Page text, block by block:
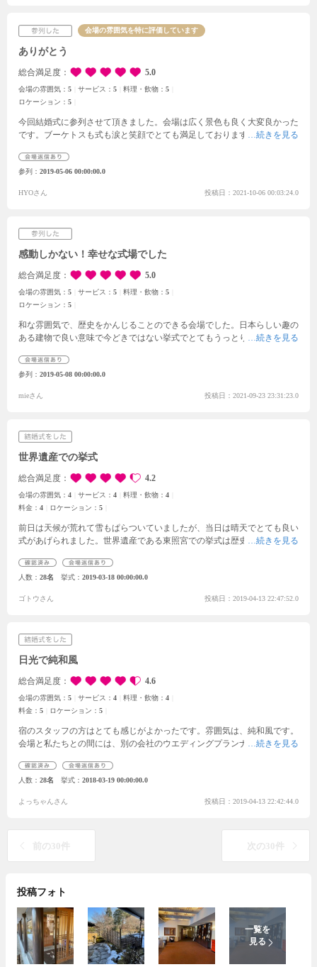
会場の雰囲気を特に評価しています
ありがとう
総合満足度 5.0
会場の雰囲気： 5 サービス： 5 料理・飲物： 5
ロケーション： 5
今回結婚式に参列させて頂きました。会場は広く景色も良く大変良かった
です。 ブーケトスも式も涙と笑顔でとても満足しております。ありがとう
が結婚するさいお世話になりたいです。今回は感動をありがとうございま
した。初めての結婚式場でしたが、全てにおいて良かったです。ありがと
参列 2019-05-06 00:00:00.0
HYOさん 投稿日：2021-10-06 00:03:24.0
感動しかない！幸せな式場でした
総合満足度 5.0
会場の雰囲気： 5 サービス： 5 料理・飲物： 5
ロケーション： 5
和な雰囲気で、歴史をかんじることのできる会場でした。日本らしい趣の
ある建物で良い意味で今どきではない挙式でとてもうっとりしました。ま
参加だったのですが、アクセスもしやすくとてもよかったです。式場の近
くの東照宮は初めて訪れたのですが、やはりとても迫力のある建物だと思
が印象的でした。お料理の種類も多く大満足でした。スタッフの方もすご
してとても良かったと思います。
参列 2019-05-08 00:00:00.0
mieさん 投稿日：2021-09-23 23:31:23.0
世界遺産での挙式
総合満足度 4.2
会場の雰囲気： 4 サービス： 4 料理・飲物： 4
料金： 4 ロケーション： 5
前日は天候が荒れて雪もぱらついていましたが、当日は晴天でとても良い
式があげられました。 世界遺産である東照宮での挙式は歴史の重みがあり
少し恥ずかしくも嬉しかったです。
く、素晴らしいお庭でした。親族の控え室も広く、小さな子供がいても安
どよかったかと思います。披露宴の時間もゆとりのある時間で安心できま
いました。
人数 28名 挙式 2019-03-18 00:00:00.0
ゴトウさん 投稿日：2019-04-13 22:47:52.0
日光で純和風
総合満足度 4.6
会場の雰囲気： 5 サービス： 4 料理・飲物： 4
料金： 5 ロケーション： 5
宿のスタッフの方はとても感じがよかったです。 雰囲気は、純和風です。
会場と私たちとの間には、別の会社のウエディングプランナーさんが入り
た。神前式の結婚式だとある程度形式があると思いますが、その形式の詳
細なども事前に打ち合わせして欲しかったと思います。
やりたかったなと思いました。
着付けの方や、ヘアメイクの方はとても安
方ないと思いますが、間に入るプランナーさんによるのかなと思います。
人数 28名 挙式 2018-03-19 00:00:00.0
よっちゃんさん 投稿日：2019-04-13 22:42:44.0
前の30件 次の30件
投稿フォト